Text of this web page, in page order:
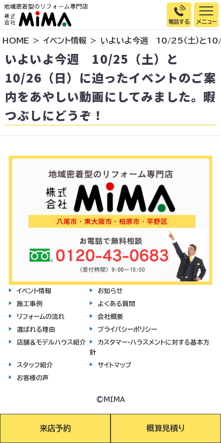
電話する
トップページ
選ばれる理由
施工事例
お客様の声
イベント情報
店舗＆モデルハウス紹介
スタッフ紹介
リフォームの流れ
お知らせ
会社概要
HOME イベント情報 いよいよ今週 10/25（土）と10/
いよいよ今週 10/25（土）と
10/26（日）に迫ったイベントのご案
内をあやしい動画にしてみました。暇
つぶしにどうぞ！
イベント情報
施工事例
リフォームの流れ
選ばれる理由
店舗＆モデルハウス紹介
スタッフ紹介
お客様の声
お知らせ
よくある質問
会社概要
プライバシーポリシー
カスタマー・ハラスメントに対する基本方
針
サイトマップ
©MIMA
来店予約 概算見積り